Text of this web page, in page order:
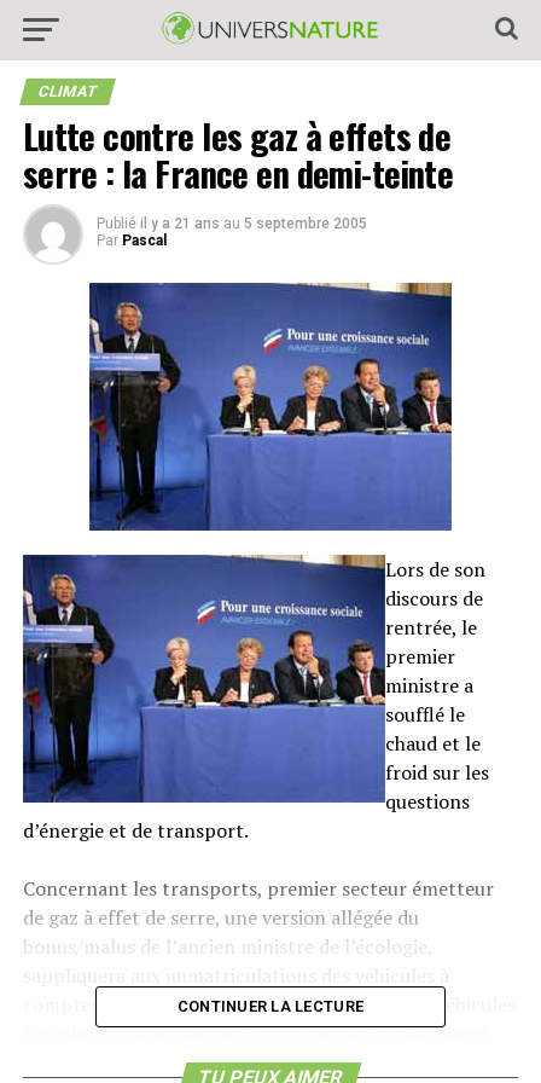
CLIMAT
Lutte contre les gaz à effets de
serre : la France en demi-teinte
Publié il y a 21 ans au 5 septembre 2005
Par Pascal
Lors de son
discours de
rentrée, le
premier
ministre a
soufflé le
chaud et le
froid sur les
questions
d’énergie et de transport.
Concernant les transports, premier secteur émetteur
de gaz à effet de serre, une version allégée du
bonus/malus de l’ancien ministre de l’écologie,
compter du 1er janvier prochain. Seuls 8 % des véhicules
(les plus consommateurs de carburants et polluants)
verront leur carte grise augmenter de 2  par gramme de
CONTINUER LA LECTURE
TU PEUX AIMER